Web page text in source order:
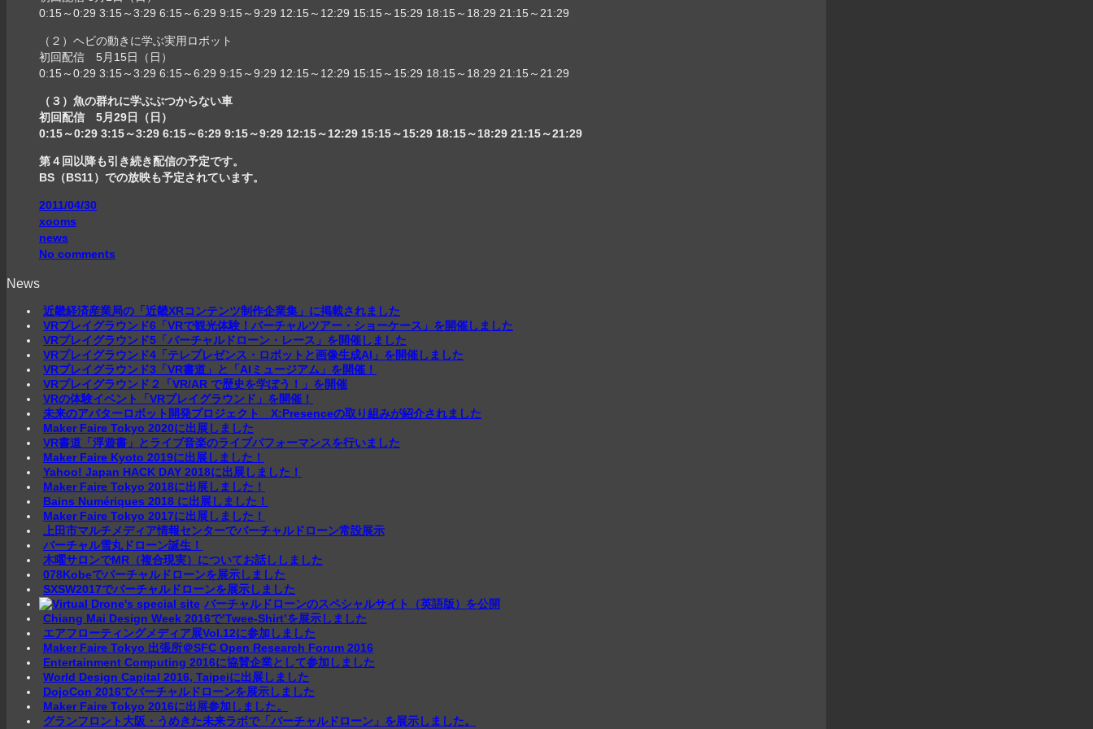
0:15～0:29 3:15～3:29 6:15～6:29 9:15～9:29 12:15～12:29 15:15～15:29 18:15～18:29 21:15～21:29
（２）ヘビの動きに学ぶ実用ロボット
初回配信 5月15日（日）
0:15～0:29 3:15～3:29 6:15～6:29 9:15～9:29 12:15～12:29 15:15～15:29 18:15～18:29 21:15～21:29
（３）魚の群れに学ぶぶつからない車
初回配信 5月29日（日）
0:15～0:29 3:15～3:29 6:15～6:29 9:15～9:29 12:15～12:29 15:15～15:29 18:15～18:29 21:15～21:29
第４回以降も引き続き配信の予定です。
BS（BS11）での放映も予定されています。
2011/04/30
xooms
news
No comments
News
近畿経済産業局の「近畿XRコンテンツ制作企業集」に掲載されました
VRプレイグラウンド6「VRで観光体験！バーチャルツアー・ショーケース」を開催しました
VRプレイグラウンド5「バーチャルドローン・レース」を開催しました
VRプレイグラウンド4「テレプレゼンス・ロボットと画像生成AI」を開催しました
VRプレイグラウンド3「VR書道」と「AIミュージアム」を開催！
VRプレイグラウンド２「VR/AR で歴史を学ぼう！」を開催
VRの体験イベント「VRプレイグラウンド」を開催！
未来のアバターロボット開発プロジェクト X:Presenceの取り組みが紹介されました
Maker Faire Tokyo 2020に出展しました
VR書道「浮遊書」とライブ音楽のライブパフォーマンスを行いました
Maker Faire Kyoto 2019に出展しました！
Yahoo! Japan HACK DAY 2018に出展しました！
Maker Faire Tokyo 2018に出展しました！
Bains Numériques 2018 に出展しました！
Maker Faire Tokyo 2017に出展しました！
上田市マルチメディア情報センターでバーチャルドローン常設展示
バーチャル雪丸ドローン誕生！
木曜サロンでMR（複合現実）についてお話ししました
078Kobeでバーチャルドローンを展示しました
SXSW2017でバーチャルドローンを展示しました
バーチャルドローンのスペシャルサイト（英語版）を公開
Chiang Mai Design Week 2016で’Twee-Shirt’を展示しました
エアフローティングメディア展Vol.12に参加しました
Maker Faire Tokyo 出張所＠SFC Open Research Forum 2016
Entertainment Computing 2016に協賛企業として参加しました
World Design Capital 2016, Taipeiに出展しました
DojoCon 2016でバーチャルドローンを展示しました
Maker Faire Tokyo 2016に出展参加しました。
グランフロント大阪・うめきた未来ラボで「バーチャルドローン」を展示しました。